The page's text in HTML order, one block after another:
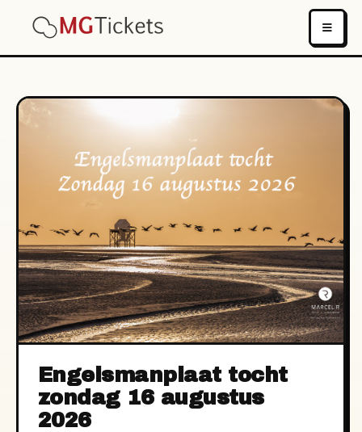
Engelsmanplaat tocht
zondag 16 augustus
2026